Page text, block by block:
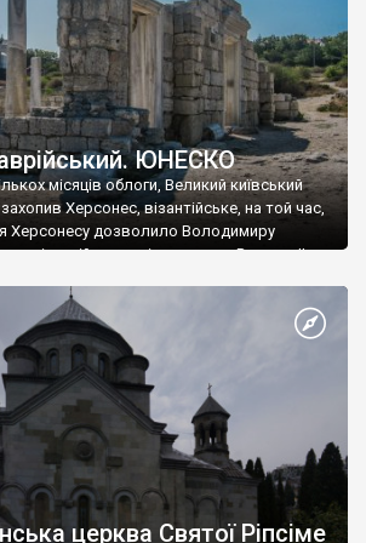
ЮНЕСКО
місяців облоги, Великий київський
Херсонес, візантійське, на той час,
Херсонесу дозволило Володимиру
візантійському імператору Василю ІІ, та
язичник, став Василем-християнином.
Русі. На честь Херсонесу Таврійського
церква Святої Ріпсіме